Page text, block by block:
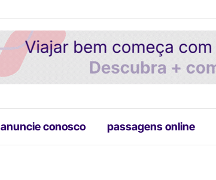
anuncie conosco passagens online